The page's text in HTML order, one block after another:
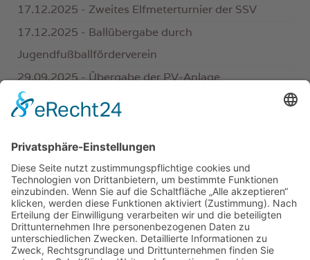
17.12.2025 - Zweites Elfmeterturnier der SSV
17.12.2025 - Ballübergabe durch
Jugendfußballförderverein
29.09.2025 - Übergabe der PV-Anlage
23.07.2025 - Fit bis ins hohe Alter
Hennstedt/Linden
05.05.2025 - Rehatrainerin gesucht
12.02.2025 - Festtagsstimmung bei den Fußball-
Jugendmannschafte
14.01.2025 - Neue Tango-Fußbälle an die B-